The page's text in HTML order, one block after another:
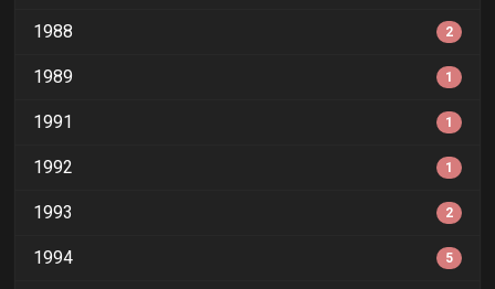
1988 2
1989 1
1991 1
1992 1
1993 2
1994 5